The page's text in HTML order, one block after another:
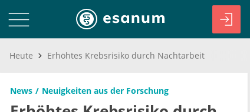
Heute Erhöhtes Krebsrisiko durch Nachtarbeit
News Neuigkeiten aus der Forschung